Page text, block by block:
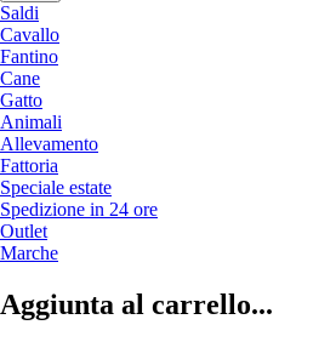
Saldi
Cavallo
Fantino
Cane
Gatto
Animali
Allevamento
Fattoria
Speciale estate
Spedizione in 24 ore
Outlet
Marche
Aggiunta al carrello...